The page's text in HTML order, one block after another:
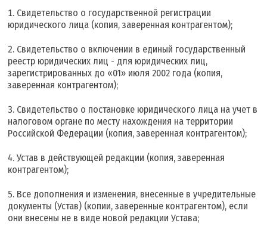
Свидетельство о государственной регистрации
юридического лица (копия, заверенная контрагентом);
Свидетельство о включении в единый государственный
реестр юридических лиц - для юридических лиц,
зарегистрированных до «01» июля 2002 года (копия,
заверенная контрагентом);
Свидетельство о постановке юридического лица на учет в
налоговом органе по месту нахождения на территории
Российской Федерации (копия, заверенная контрагентом);
Устав в действующей редакции (копия, заверенная
контрагентом);
Все дополнения и изменения, внесенные в учредительные
документы (Устав) (копии, заверенные контрагентом), если
они внесены не в виде новой редакции Устава;